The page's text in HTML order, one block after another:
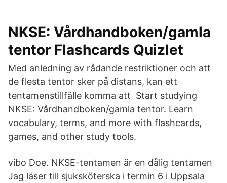
NKSE: Vårdhandboken/gamla
tentor Flashcards Quizlet
Med anledning av rådande restriktioner och att
de flesta tentor sker på distans, kan ett
tentamenstillfälle komma att Start studying
NKSE: Vårdhandboken/gamla tentor. Learn
vocabulary, terms, and more with flashcards,
games, and other study tools.
vibo Doe. NKSE-tentamen är en dålig tentamen
Jag läser till sjuksköterska i termin 6 i Uppsala